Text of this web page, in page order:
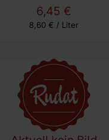
6,45 €
8,60 € / Liter